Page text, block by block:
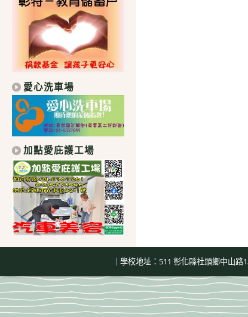
愛心洗車場
加點愛庇護工場
｜學校地址：511 彰化縣社頭鄉中山